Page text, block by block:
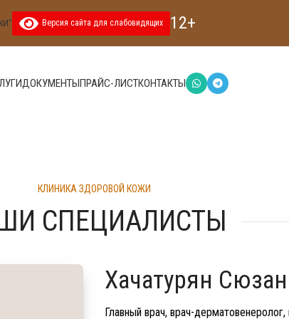
Версия сайта для слабовидящих 12+
ДОКУМЕНТЫПРАЙС-ЛИСТКОНТАКТЫ
КЛИНИКА ЗДОРОВОЙ КОЖИ
СПЕЦИАЛИСТЫ
Хачатурян
Главный врач, врач-